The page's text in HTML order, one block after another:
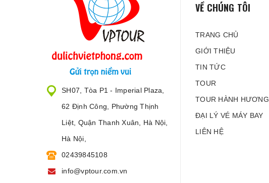
SH07, Tòa P1 - Imperial Plaza,
62 Định Công, Phường Thịnh
Liệt, Quận Thanh Xuân, Hà Nội,
Hà Nội,
02439845108
info@vptour.com.vn
VỀ CHÚNG TÔI
TRANG CHỦ
GIỚI THIỆU
TIN TỨC
TOUR
TOUR HÀNH HƯƠNG
ĐẠI LÝ VÉ MÁY BAY
LIÊN HỆ